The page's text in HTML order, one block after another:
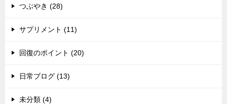
つぶやき (28)
サプリメント (11)
回復のポイント (20)
日常ブログ (13)
未分類 (4)